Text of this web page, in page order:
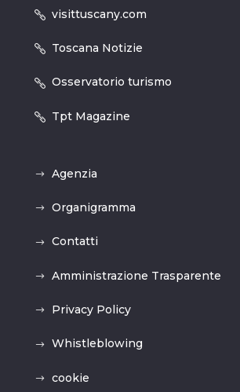
visittuscany.com
Toscana Notizie
Osservatorio turismo
Tpt Magazine
Agenzia
Organigramma
Contatti
Amministrazione Trasparente
Privacy Policy
Whistleblowing
cookie